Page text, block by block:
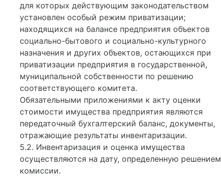
для которых действующим законодательством
установлен особый режим приватизации;
находящихся на балансе предприятия объектов
социально-бытового и социально-культурного
назначения и других объектов, остающихся при
приватизации предприятия в государственной,
муниципальной собственности по решению
соответствующего комитета.
Обязательными приложениями к акту оценки
стоимости имущества предприятия являются
передаточный бухгалтерский баланс, документы,
отражающие результаты инвентаризации.
5.2. Инвентаризация и оценка имущества
осуществляются на дату, определенную решением
комиссии.